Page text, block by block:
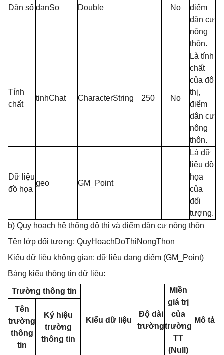
Dân số danSo Double No
điểm
dân cư
nông
thôn.
Tính
chất
tinhChat CharacterString 250 No
Là tính
chất
của đô
thị,
điểm
dân cư
nông
thôn.
Dữ liệu
đồ họa
geo GM_Point
Là dữ
liệu đồ
họa
của
đối
tượng.
b) Quy hoạch hệ thống đô thị và điểm dân cư nông thôn
Tên lớp đối tượng: QuyHoachDoThiNongThon
Kiểu dữ liệu không gian: dữ liệu dạng điểm (GM_Point)
Bảng kiểu thông tin dữ liệu:
Trường thông tin
Kiểu dữ liệu
Độ dài
trường
Miền
giá trị
của
trường
TT
(Null)
Mô tả
Tên
trường
thông
tin
Ký hiệu
trường
thông tin